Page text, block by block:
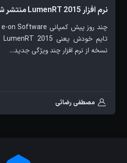
نرم افزار LumenRT 2015 منتشر شد
نسخه از نرم افزار چند ویژگی جدید...
مصطفی رضائی